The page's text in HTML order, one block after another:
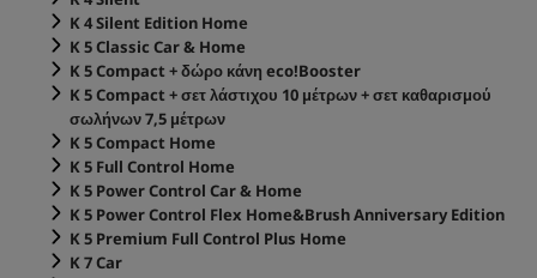
K 4 Silent Edition Home
K 5 Classic Car & Home
K 5 Compact + δώρο κάνη eco!Booster
K 5 Compact + σετ λάστιχου 10 μέτρων + σετ καθαρισμού
σωλήνων 7,5 μέτρων
K 5 Compact Home
K 5 Full Control Home
K 5 Power Control Car & Home
K 5 Power Control Flex Home&Brush Anniversary Edition
K 5 Premium Full Control Plus Home
K 7 Car